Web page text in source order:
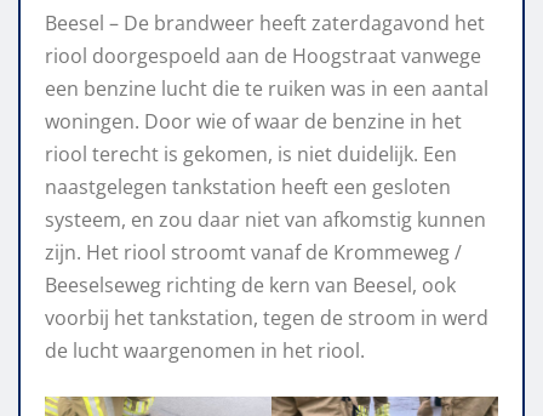
Beesel – De brandweer heeft zaterdagavond het
riool doorgespoeld aan de Hoogstraat vanwege
een benzine lucht die te ruiken was in een aantal
woningen. Door wie of waar de benzine in het
riool terecht is gekomen, is niet duidelijk. Een
naastgelegen tankstation heeft een gesloten
systeem, en zou daar niet van afkomstig kunnen
zijn. Het riool stroomt vanaf de Krommeweg /
Beeselseweg richting de kern van Beesel, ook
voorbij het tankstation, tegen de stroom in werd
de lucht waargenomen in het riool.